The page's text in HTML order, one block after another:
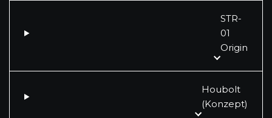
STR-
01
Origin
Houbolt
(Konzept)